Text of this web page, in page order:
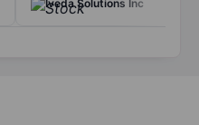
Iveda Solutions Inc